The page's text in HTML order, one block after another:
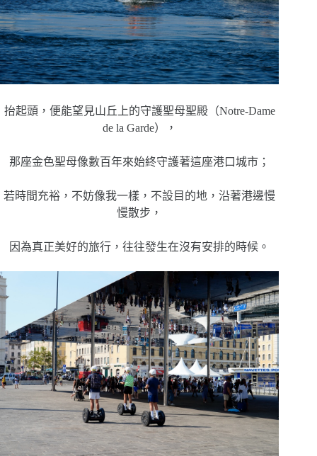
抬起頭，便能望見山丘上的守護聖母聖殿（Notre-Dame
de la Garde），
那座金色聖母像數百年來始終守護著這座港口城市；
若時間充裕，不妨像我一樣，不設目的地，沿著港邊慢
慢散步，
因為真正美好的旅行，往往發生在沒有安排的時候。